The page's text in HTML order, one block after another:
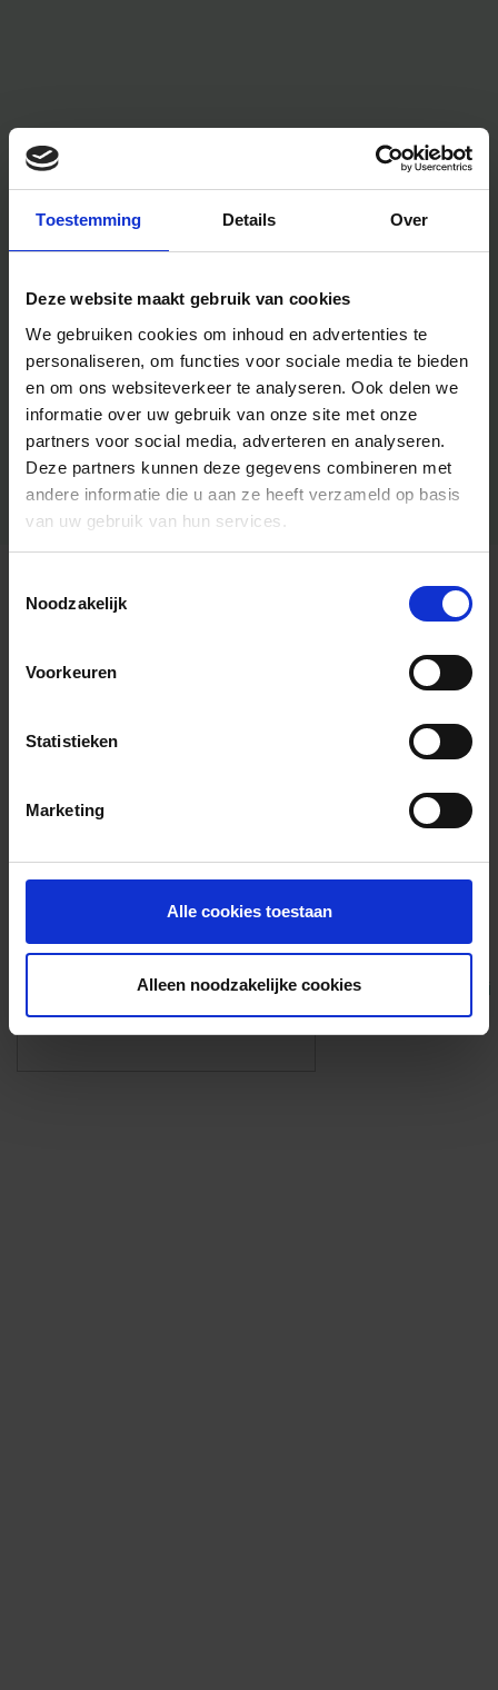
Toestemming Details Over
Deze website maakt gebruik van cookies
We gebruiken cookies om inhoud en advertenties te
personaliseren, om functies voor sociale media te bieden
en om ons websiteverkeer te analyseren. Ook delen we
informatie over uw gebruik van onze site met onze
partners voor social media, adverteren en analyseren.
Deze partners kunnen deze gegevens combineren met
andere informatie die u aan ze heeft verzameld op basis
van uw gebruik van hun services.
Noodzakelijk
Voorkeuren
Statistieken
Marketing
Alle cookies toestaan
Alleen noodzakelijke cookies
Algemene informatie
Foto’s ({{photos.length}})
Eigen foto’s